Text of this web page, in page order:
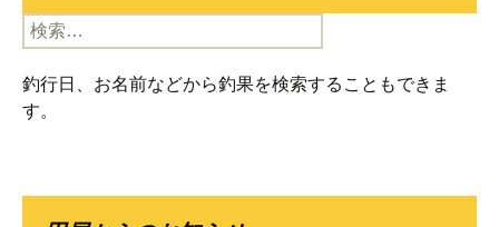
検
索:
釣行日、お名前などから釣果を検索することもできま
す。